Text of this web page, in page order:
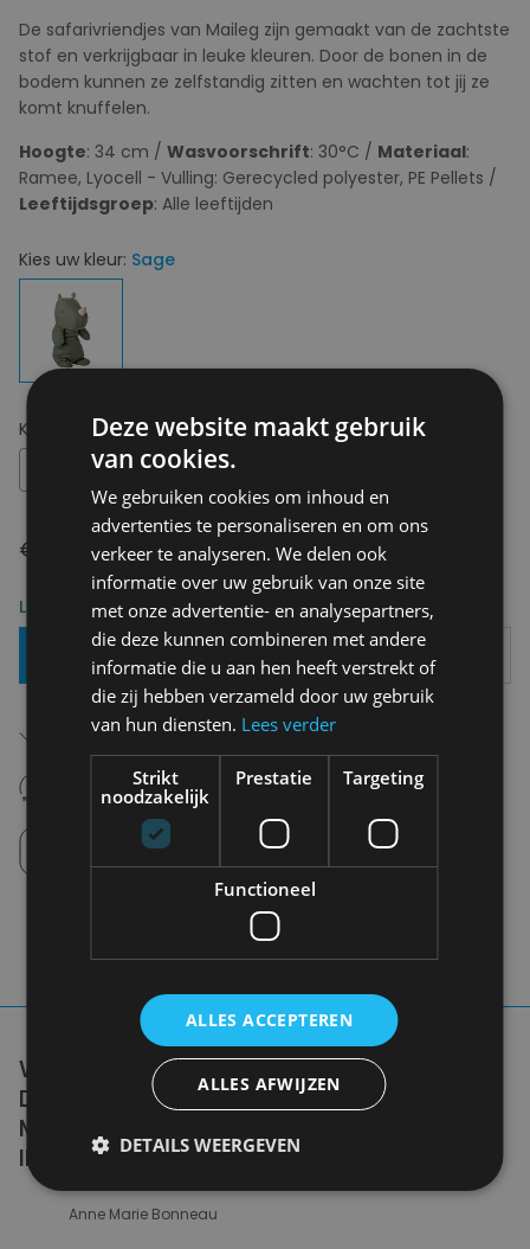
De safarivriendjes van Maileg zijn gemaakt van de zachtste
stof en verkrijgbaar in leuke kleuren. Door de bonen in de
bodem kunnen ze zelfstandig zitten en wachten tot jij ze
komt knuffelen.
Hoogte: 34 cm / Wasvoorschrift: 30°C / Materiaal:
Ramee, Lyocell - Vulling: Gerecycled polyester, PE Pellets /
Leeftijdsgroep: Alle leeftijden
Kies uw kleur: Sage
Kies uw maat:OS
€ 38,00
Levering 2-3 Werkdagen
Toevoegen Aan Mandje
Gratis verzending in België
14 dagen om te retourneren
Nooit meer spijt van krijgen
Click en Collect
Afhalen in de winkel tussen 10u-18u.
WE DON'T NEED A HANDFUL OF PEOPLE
DOING ZERO WASTE PERFECTLY. WE NEED
MILLIONS OF PEOPLE DOING IT
IMPERFECTLY.
Anne Marie Bonneau
Deze website maakt gebruik
van cookies.
We gebruiken cookies om inhoud en
advertenties te personaliseren en om ons
verkeer te analyseren. We delen ook
informatie over uw gebruik van onze site
met onze advertentie- en analysepartners,
die deze kunnen combineren met andere
informatie die u aan hen heeft verstrekt of
die zij hebben verzameld door uw gebruik
van hun diensten. Lees verder
Strikt
noodzakelijk
Prestatie Targeting
Functioneel
ALLES ACCEPTEREN
ALLES AFWIJZEN
DETAILS WEERGEVEN